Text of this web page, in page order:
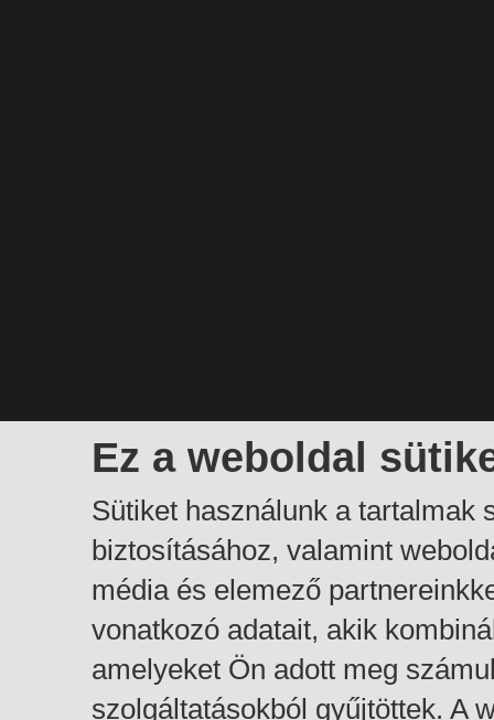
Ez a weboldal
Sütiket használunk a tartalmak
biztosításához, valamint
média és elemező
vonatkozó adatait, akik
amelyeket Ön adott meg
szolgáltatásokból gyűjtöttek. A